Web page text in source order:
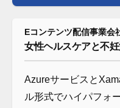
Eコンテンツ配信事業会
女性ヘルスケアと不
Azureサービスと
ル形式でハイパフォ